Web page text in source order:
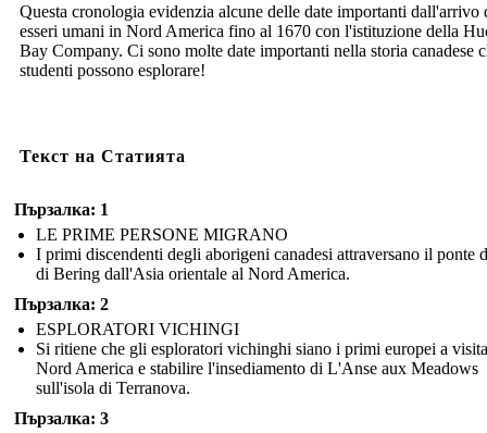
Questa cronologia evidenzia alcune delle date importanti dall'arrivo
esseri umani in Nord America fino al 1670 con l'istituzione della
Bay Company. Ci sono molte date importanti nella storia canadese
studenti possono esplorare!
Текст на Статията
Пързалка: 1
LE PRIME PERSONE MIGRANO
I primi discendenti degli aborigeni canadesi attraversano il ponte
di Bering dall'Asia orientale al Nord America.
Пързалка: 2
ESPLORATORI VICHINGI
Si ritiene che gli esploratori vichinghi siano i primi europei a
Nord America e stabilire l'insediamento di L'Anse aux Meadows
sull'isola di Terranova.
Пързалка: 3